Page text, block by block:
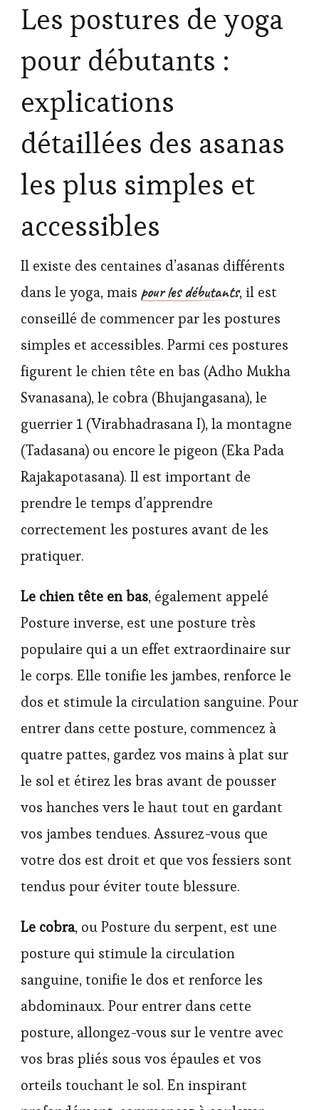
Les postures de yoga
pour débutants :
explications
détaillées des asanas
les plus simples et
accessibles
Il existe des centaines d’asanas différents
dans le yoga, mais pour les débutants, il est
conseillé de commencer par les postures
simples et accessibles. Parmi ces postures
figurent le chien tête en bas (Adho Mukha
Svanasana), le cobra (Bhujangasana), le
guerrier 1 (Virabhadrasana I), la montagne
(Tadasana) ou encore le pigeon (Eka Pada
Rajakapotasana). Il est important de
prendre le temps d’apprendre
correctement les postures avant de les
pratiquer.
Le chien tête en bas, également appelé
Posture inverse, est une posture très
populaire qui a un effet extraordinaire sur
le corps. Elle tonifie les jambes, renforce le
dos et stimule la circulation sanguine. Pour
entrer dans cette posture, commencez à
quatre pattes, gardez vos mains à plat sur
le sol et étirez les bras avant de pousser
vos hanches vers le haut tout en gardant
vos jambes tendues. Assurez-vous que
votre dos est droit et que vos fessiers sont
tendus pour éviter toute blessure.
Le cobra, ou Posture du serpent, est une
posture qui stimule la circulation
sanguine, tonifie le dos et renforce les
abdominaux. Pour entrer dans cette
posture, allongez-vous sur le ventre avec
vos bras pliés sous vos épaules et vos
orteils touchant le sol. En inspirant